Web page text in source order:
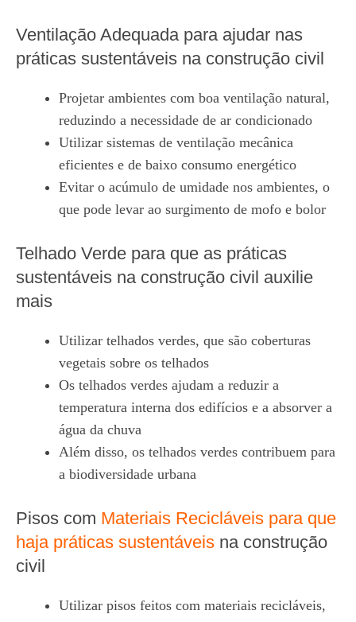
Ventilação Adequada para ajudar nas
práticas sustentáveis na construção civil
Projetar ambientes com boa ventilação natural,
reduzindo a necessidade de ar condicionado
Utilizar sistemas de ventilação mecânica
eficientes e de baixo consumo energético
Evitar o acúmulo de umidade nos ambientes, o
que pode levar ao surgimento de mofo e bolor
Telhado Verde para que as práticas
sustentáveis na construção civil auxilie
mais
Utilizar telhados verdes, que são coberturas
vegetais sobre os telhados
Os telhados verdes ajudam a reduzir a
temperatura interna dos edifícios e a absorver a
água da chuva
Além disso, os telhados verdes contribuem para
a biodiversidade urbana
Pisos com Materiais Recicláveis para que
haja práticas sustentáveis na construção
civil
Utilizar pisos feitos com materiais recicláveis,